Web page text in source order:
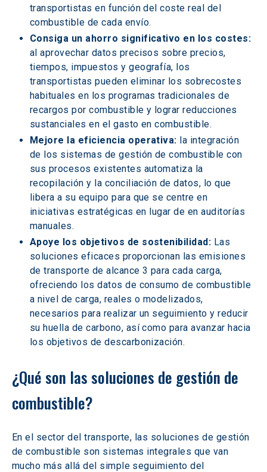
transportistas en función del coste real del
combustible de cada envío.
Consiga un ahorro significativo en los costes:
al aprovechar datos precisos sobre precios,
tiempos, impuestos y geografía, los
transportistas pueden eliminar los sobrecostes
habituales en los programas tradicionales de
recargos por combustible y lograr reducciones
sustanciales en el gasto en combustible.
Mejore la eficiencia operativa: la integración
de los sistemas de gestión de combustible con
sus procesos existentes automatiza la
recopilación y la conciliación de datos, lo que
libera a su equipo para que se centre en
iniciativas estratégicas en lugar de en auditorías
manuales.
Apoye los objetivos de sostenibilidad: Las
soluciones eficaces proporcionan las emisiones
de transporte de alcance 3 para cada carga,
ofreciendo los datos de consumo de combustible
a nivel de carga, reales o modelizados,
necesarios para realizar un seguimiento y reducir
su huella de carbono, así como para avanzar hacia
los objetivos de descarbonización.
¿Qué son las soluciones de gestión de
combustible?
En el sector del transporte, las soluciones de gestión
de combustible son sistemas integrales que van
mucho más allá del simple seguimiento del